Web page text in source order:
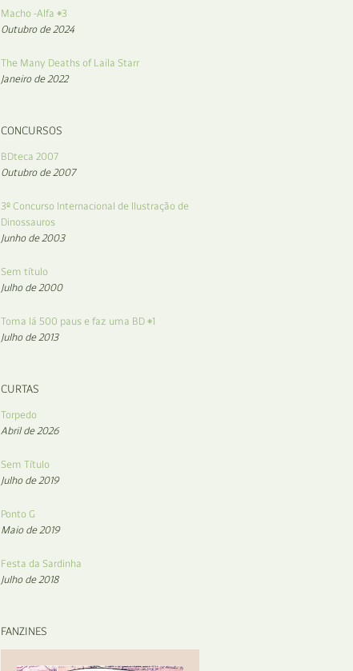
Macho -Alfa #3
Outubro de 2024
The Many Deaths of Laila Starr
Janeiro de 2022
CONCURSOS
BDteca 2007
Outubro de 2007
3º Concurso Internacional de Ilustração de
Dinossauros
Junho de 2003
Sem título
Julho de 2000
Toma lá 500 paus e faz uma BD #1
Julho de 2013
CURTAS
Torpedo
Abril de 2026
Sem Título
Julho de 2019
Ponto G
Maio de 2019
Festa da Sardinha
Julho de 2018
FANZINES